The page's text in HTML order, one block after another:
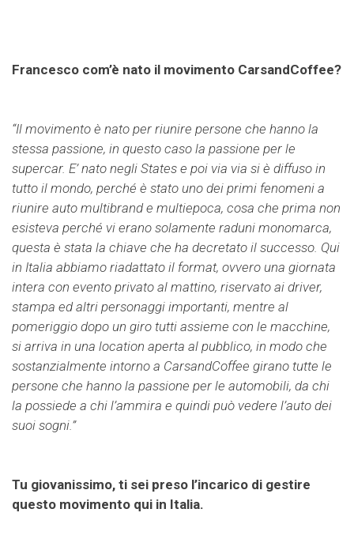
Francesco com’è nato il movimento CarsandCoffee?
“Il movimento è nato per riunire persone che hanno la
stessa passione, in questo caso la passione per le
supercar. E’ nato negli States e poi via via si è diffuso in
tutto il mondo, perché è stato uno dei primi fenomeni a
riunire auto multibrand e multiepoca, cosa che prima non
esisteva perché vi erano solamente raduni monomarca,
questa è stata la chiave che ha decretato il successo. Qui
in Italia abbiamo riadattato il format, ovvero una giornata
intera con evento privato al mattino, riservato ai driver,
stampa ed altri personaggi importanti, mentre al
pomeriggio dopo un giro tutti assieme con le macchine,
si arriva in una location aperta al pubblico, in modo che
sostanzialmente intorno a CarsandCoffee girano tutte le
persone che hanno la passione per le automobili, da chi
la possiede a chi l’ammira e quindi può vedere l’auto dei
suoi sogni.”
Tu giovanissimo, ti sei preso l’incarico di gestire
questo movimento qui in Italia.